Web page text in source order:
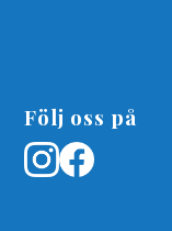
Följ oss på